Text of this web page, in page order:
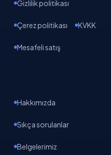
Gizlilik politikası
Çerez politikası KVKK
Mesafeli satış
Hakkımızda
Sıkça sorulanlar
Belgelerimiz
Yapay zeka asistanı · Gemini